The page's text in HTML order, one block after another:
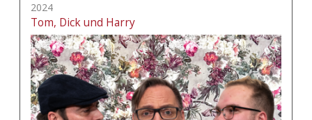
2024
Tom, Dick und Harry